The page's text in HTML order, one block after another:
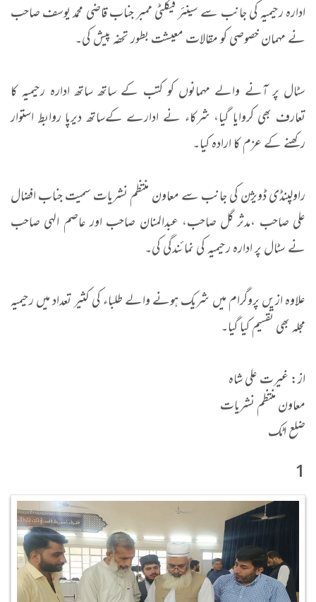
ادارہ رحیمیہ کی جانب سے سینئر فیکلٹی ممبر جناب قاضی محمد یوسف صاحب
نے مہمان خصوصی کو مقالات معیشت بطور تحفہ پیش کی۔
سٹال پر آنے والے مہمانوں کو کتب کے ساتھ ساتھ ادارہ رحیمیہ کا
تعارف بھی کروایا گیا، شرکاء نے ادارے کےساتھ دیرپا روابط استوار
رکھنے کے عزم کا ارادہ کیا۔
راولپنڈی ڈویژن کی جانب سے معاون منتظم نشریات سمیت جناب افضال
علی صاحب ،مدثر گل صاحب، عبدالمنان صاحب اور عاصم الہی صاحب
نے سٹال پر ادارہ رحیمیہ کی نمائندگی کی۔
علاوہ ازیں پروگرام میں شریک ہونے والے طلباء کی کثیر تعداد میں رحیمیہ
مجلہ بھی تقسیم کیا گیا۔
از: غیرت علی شاہ
معاون منتظم نشریات
ضلع اٹک​
1